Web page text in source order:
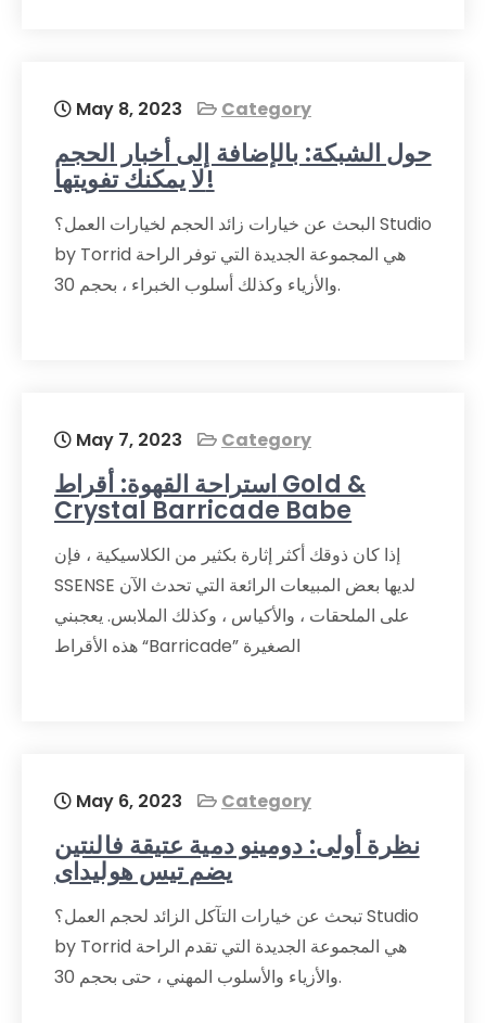
May 8, 2023 Category
حول الشبكة: بالإضافة إلى أخبار الحجم
لا يمكنك تفويتها!
البحث عن خيارات زائد الحجم لخيارات العمل؟ Studio
by Torrid هي المجموعة الجديدة التي توفر الراحة
والأزياء وكذلك أسلوب الخبراء ، بحجم 30.
May 7, 2023 Category
استراحة القهوة: أقراط Gold &
Crystal Barricade Babe
إذا كان ذوقك أكثر إثارة بكثير من الكلاسيكية ، فإن
SSENSE لديها بعض المبيعات الرائعة التي تحدث الآن
على الملحقات ، والأكياس ، وكذلك الملابس. يعجبني
هذه الأقراط “Barricade” الصغيرة
May 6, 2023 Category
نظرة أولى: دومينو دمية عتيقة فالنتين
يضم تيس هوليداى
تبحث عن خيارات التآكل الزائد لحجم العمل؟ Studio
by Torrid هي المجموعة الجديدة التي تقدم الراحة
والأزياء والأسلوب المهني ، حتى بحجم 30.